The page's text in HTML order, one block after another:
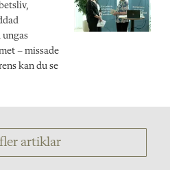
ungas
– missade
kan du se
artiklar